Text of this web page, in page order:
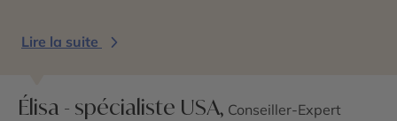
Lire la suite
Élisa - spécialiste USA, Conseiller-Expert